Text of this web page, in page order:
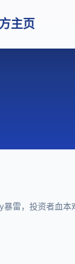
主页
暴雷，投资者血本